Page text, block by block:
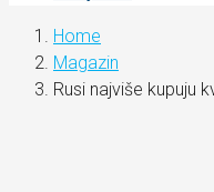
Home
Magazin
Rusi najviše kupuju